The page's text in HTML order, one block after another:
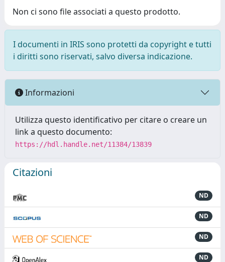
Non ci sono file associati a questo prodotto.
I documenti in IRIS sono protetti da copyright e tutti
i diritti sono riservati, salvo diversa indicazione.
Informazioni
Utilizza questo identificativo per citare o creare un
link a questo documento:
https://hdl.handle.net/11384/13839
Citazioni
ND
ND
ND
ND